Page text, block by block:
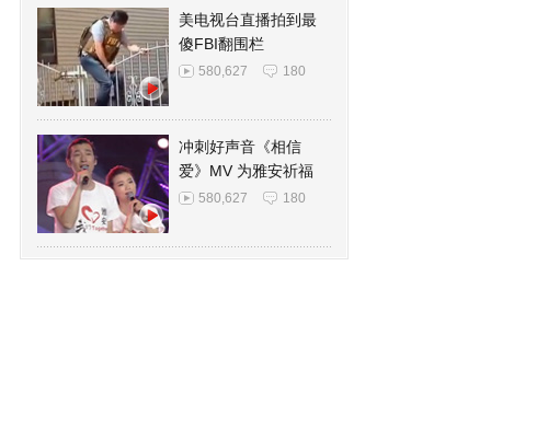
美电视台直播拍到最
傻FBI翻围栏
580,627 180
冲刺好声音《相信
爱》MV 为雅安祈福
580,627 180